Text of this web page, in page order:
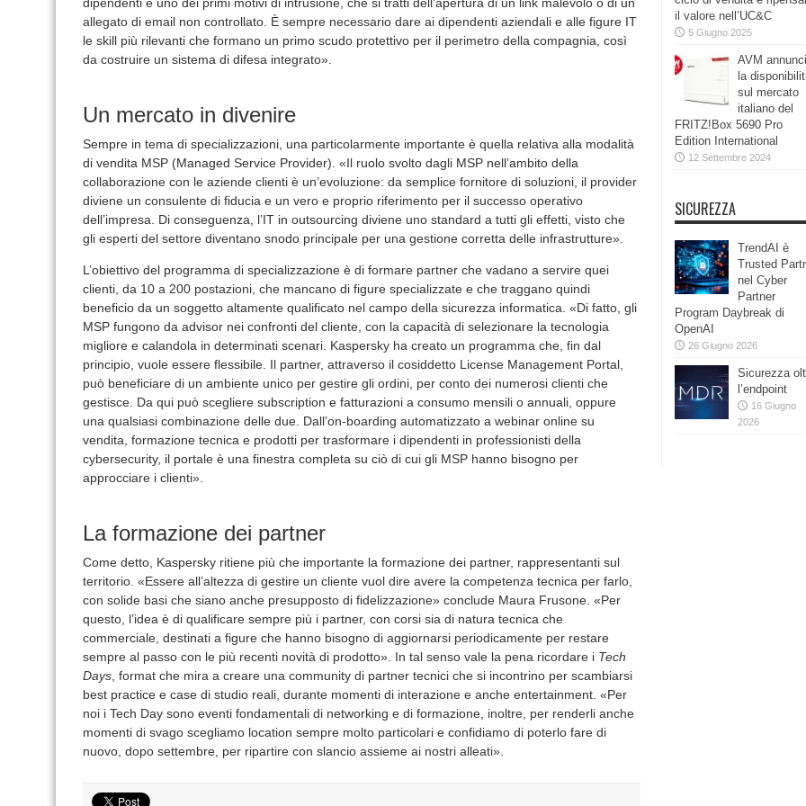
allegato di email non controllato. È sempre necessario dare ai dipendenti aziendali e alle figure IT
le skill più rilevanti che formano un primo scudo protettivo per il perimetro della compagnia, così
da costruire un sistema di difesa integrato».
Un mercato in divenire
Sempre in tema di specializzazioni, una particolarmente importante è quella relativa alla modalità
di vendita MSP (Managed Service Provider). «Il ruolo svolto dagli MSP nell’ambito della
collaborazione con le aziende clienti è un’evoluzione: da semplice fornitore di soluzioni, il provider
diviene un consulente di fiducia e un vero e proprio riferimento per il successo operativo
dell’impresa. Di conseguenza, l’IT in outsourcing diviene uno standard a tutti gli effetti, visto che
gli esperti del settore diventano snodo principale per una gestione corretta delle infrastrutture».
L’obiettivo del programma di specializzazione è di formare partner che vadano a servire quei
clienti, da 10 a 200 postazioni, che mancano di figure specializzate e che traggano quindi
beneficio da un soggetto altamente qualificato nel campo della sicurezza informatica. «Di fatto, gli
MSP fungono da advisor nei confronti del cliente, con la capacità di selezionare la tecnologia
migliore e calandola in determinati scenari. Kaspersky ha creato un programma che, fin dal
principio, vuole essere flessibile. Il partner, attraverso il cosiddetto License Management Portal,
può beneficiare di un ambiente unico per gestire gli ordini, per conto dei numerosi clienti che
gestisce. Da qui può scegliere subscription e fatturazioni a consumo mensili o annuali, oppure
una qualsiasi combinazione delle due. Dall’on-boarding automatizzato a webinar online su
vendita, formazione tecnica e prodotti per trasformare i dipendenti in professionisti della
cybersecurity, il portale è una finestra completa su ciò di cui gli MSP hanno bisogno per
approcciare i clienti».
La formazione dei partner
Come detto, Kaspersky ritiene più che importante la formazione dei partner, rappresentanti sul
territorio. «Essere all’altezza di gestire un cliente vuol dire avere la competenza tecnica per farlo,
con solide basi che siano anche presupposto di fidelizzazione» conclude Maura Frusone. «Per
questo, l’idea è di qualificare sempre più i partner, con corsi sia di natura tecnica che
commerciale, destinati a figure che hanno bisogno di aggiornarsi periodicamente per restare
sempre al passo con le più recenti novità di prodotto». In tal senso vale la pena ricordare i Tech
Days , format che mira a creare una community di partner tecnici che si incontrino per scambiarsi
best practice e case di studio reali, durante momenti di interazione e anche entertainment. «Per
noi i Tech Day sono eventi fondamentali di networking e di formazione, inoltre, per renderli anche
momenti di svago scegliamo location sempre molto particolari e confidiamo di poterlo fare di
nuovo, dopo settembre, per ripartire con slancio assieme ai nostri alleati».
il valore nell’UC&C
5 Giugno 2025
AVM
la
sul mercato
italiano del
FRITZ!Box 5690 Pro
Edition International
12 Settembre 2024
SICUREZZA
TrendAI è
Trusted
nel Cyber
Partner
Program Daybreak di
OpenAI
26 Giugno 2026
Sicurezza
l’endpoint
16 Giugno
2026